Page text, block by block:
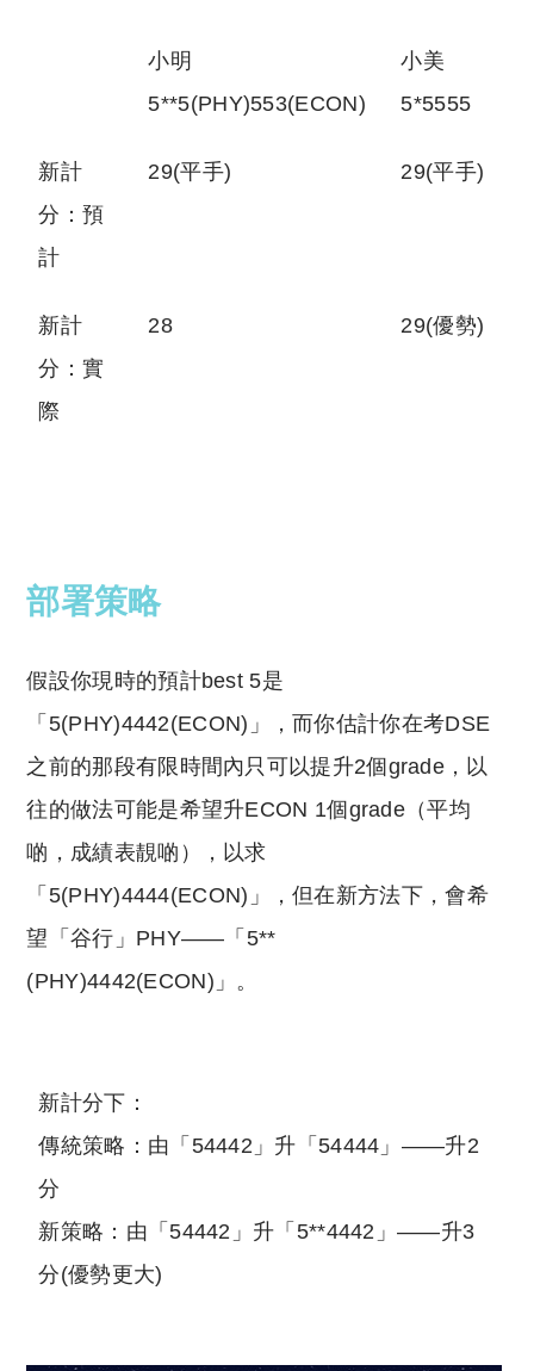
小明
5**5(PHY)553(ECON)
小美
5*5555
新計
分：預
計
29(平手) 29(平手)
新計
分：實
際
28 29(優勢)
部署策略
假設你現時的預計best 5是
「5(PHY)4442(ECON)」，而你估計你在考DSE
之前的那段有限時間內只可以提升2個grade，以
往的做法可能是希望升ECON 1個grade（平均
啲，成績表靚啲），以求
「5(PHY)4444(ECON)」，但在新方法下，會希
望「谷行」PHY——「5**
(PHY)4442(ECON)」。
新計分下：
傳統策略：由「54442」升「54444」——升2
分
新策略：由「54442」升「5**4442」——升3
分(優勢更大)